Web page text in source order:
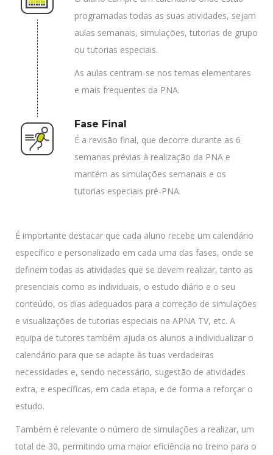
programadas todas as suas atividades, sejam
aulas semanais, simulações, tutorias de grupo
ou tutorias especiais.
As aulas centram-se nos temas elementares
e mais frequentes da PNA.
Fase Final
É a revisão final, que decorre durante as 6
semanas prévias à realização da PNA e
mantém as simulações semanais e os
tutorias especiais pré-PNA.
É importante destacar que cada aluno recebe um calendário
específico e personalizado em cada uma das fases, onde se
definem todas as atividades que se devem realizar, tanto as
presenciais como as individuais, o estudo diário e o seu
conteúdo, os dias adequados para a correção de simulações
e visualizações de tutorias especiais na APNA TV, etc. A
equipa de tutores também ajuda os alunos a individualizar o
calendário para que se adapte às tuas verdadeiras
necessidades e, sendo necessário, sugestão de atividades
extra, e específicas, em cada etapa, e de forma a reforçar o
estudo.
Também é relevante o número de simulações a realizar, um
total de 30, permitindo uma maior eficiência no treino para o